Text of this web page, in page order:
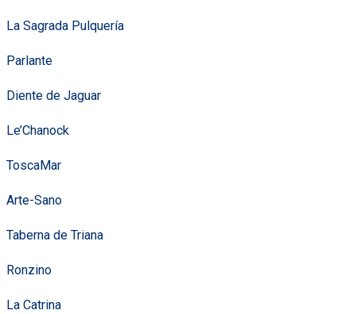
La Sagrada Pulquería
Parlante
Diente de Jaguar
Le’Chanock
ToscaMar
Arte-Sano
Taberna de Triana
Ronzino
La Catrina